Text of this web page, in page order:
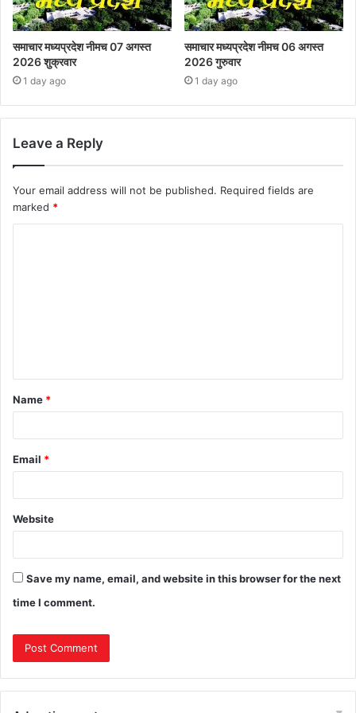
समाचार मध्यप्रदेश नीमच 07 अगस्त
2026 शुक्रवार
1 day ago
समाचार मध्यप्रदेश नीमच 06 अगस्त
2026 गुरुवार
1 day ago
Leave a Reply
Your email address will not be published. Required fields are
marked *
Name *
Email *
Website
Save my name, email, and website in this browser for the next
time I comment.